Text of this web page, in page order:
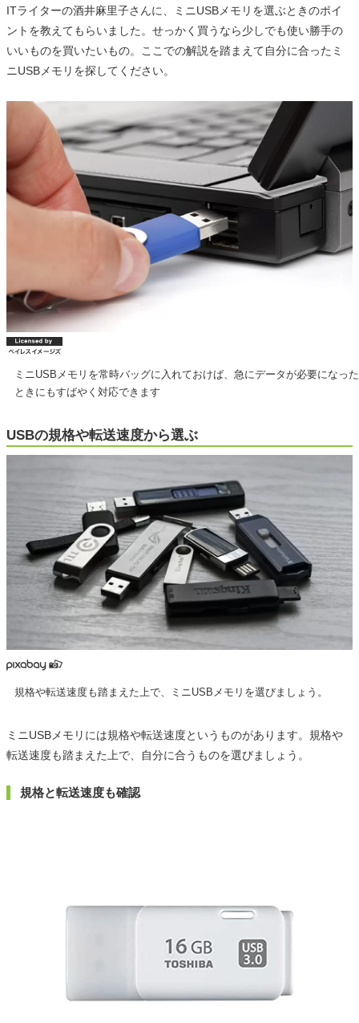
ITライターの酒井麻里子さんに、ミニUSBメモリを選ぶときのポイ
ントを教えてもらいました。せっかく買うなら少しでも使い勝手の
いいものを買いたいもの。ここでの解説を踏まえて自分に合ったミ
ニUSBメモリを探してください。
ミニUSBメモリを常時バッグに入れておけば、急にデータが必要になった
ときにもすばやく対応できます
USBの規格や転送速度から選ぶ
規格や転送速度も踏まえた上で、ミニUSBメモリを選びましょう。
ミニUSBメモリには規格や転送速度というものがあります。規格や
転送速度も踏まえた上で、自分に合うものを選びましょう。
規格と転送速度も確認